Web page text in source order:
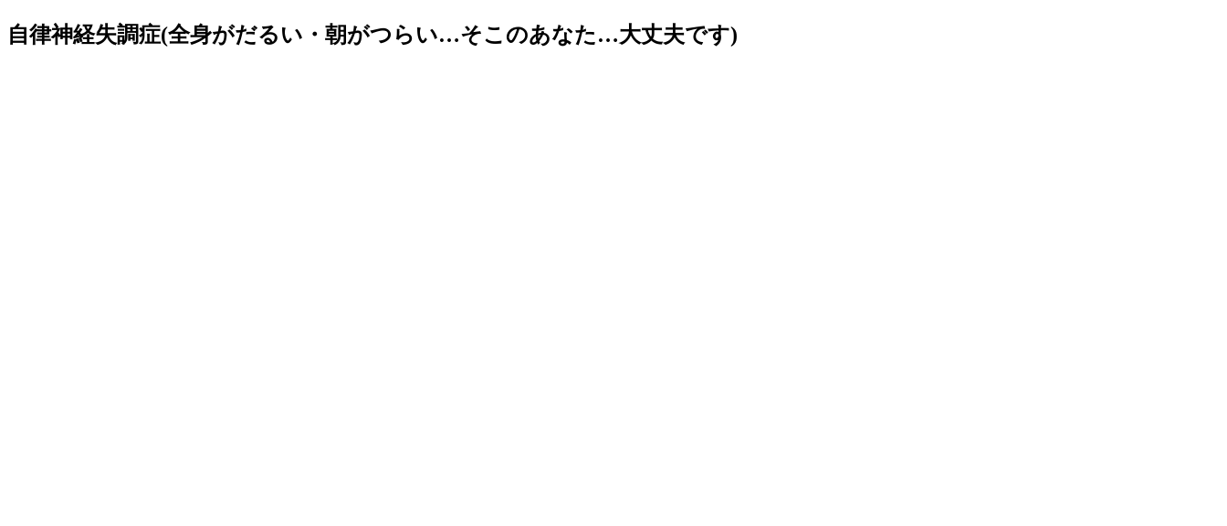
自律神経失調症(全身がだるい・朝がつらい…そこのあなた…大丈夫です)